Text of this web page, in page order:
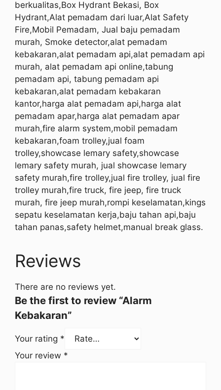
berkualitas,Box Hydrant Bekasi, Box
Hydrant,Alat pemadam dari luar,Alat Safety
Fire,Mobil Pemadam, Jual baju pemadam
murah, Smoke detector,alat pemadam
kebakaran,alat pemadam api,alat pemadam api
murah, alat pemadam api online,tabung
pemadam api, tabung pemadam api
kebakaran,alat pemadam kebakaran
kantor,harga alat pemadam api,harga alat
pemadam apar,harga alat pemadam apar
murah,fire alarm system,mobil pemadam
kebakaran,foam trolley,jual foam
trolley,showcase lemary safety,showcase
lemary safety murah, jual showcase lemary
safety murah,fire trolley,jual fire trolley, jual fire
trolley murah,fire truck, fire jeep, fire truck
murah, fire jeep murah,rompi keselamatan,kings
sepatu keselamatan kerja,baju tahan api,baju
tahan panas,safety helmet,manual break glass.
Reviews
There are no reviews yet.
Be the first to review “Alarm
Kebakaran”
Your rating *
Your review *